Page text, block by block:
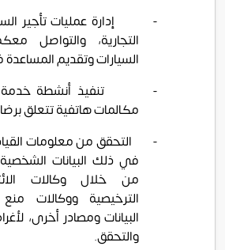
-
إدارة عمليات تأجير
التجارية، والتواصل
السيارات وتقديم
-
تنفيذ أنشطة خدمة
مكالمات هاتفية تتعلق
-
التحقق من معلومات
في ذلك البيانات
من خلال وكالات
الترخيصية ووكالات منع
البيانات ومصادر أخرى،
والتحقق.